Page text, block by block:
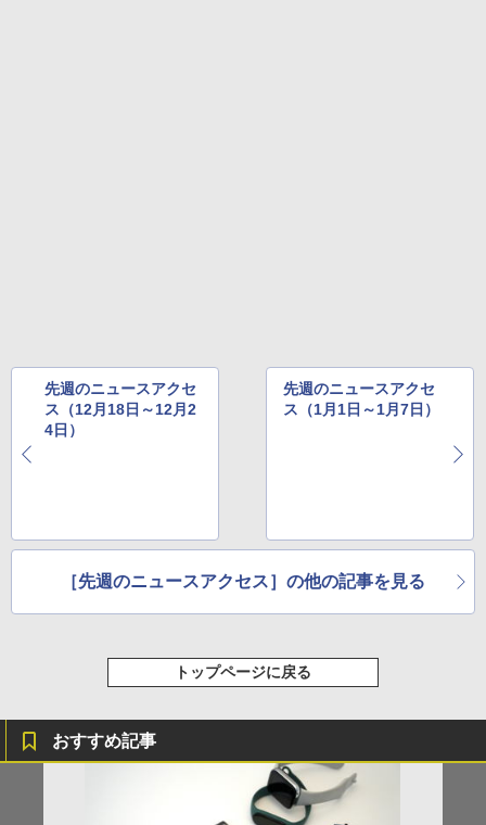
先週のニュースアクセ
ス（12月18日～12月2
4日）
先週のニュースアクセ
ス（1月1日～1月7日）
［先週のニュースアクセス］の他の記事を見る
トップページに戻る
おすすめ記事